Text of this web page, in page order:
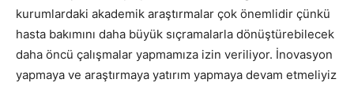
kurumlardaki akademik araştırmalar çok önemlidir çünkü
hasta bakımını daha büyük sıçramalarla dönüştürebilecek
daha öncü çalışmalar yapmamıza izin veriliyor. İnovasyon
yapmaya ve araştırmaya yatırım yapmaya devam etmeliyiz